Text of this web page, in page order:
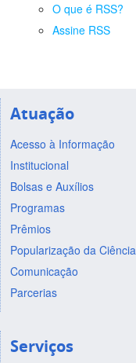
O que é RSS?
Assine RSS
Atuação
Acesso à Informação
Institucional
Bolsas e Auxílios
Programas
Prêmios
Popularização da Ciência
Comunicação
Parcerias
Serviços